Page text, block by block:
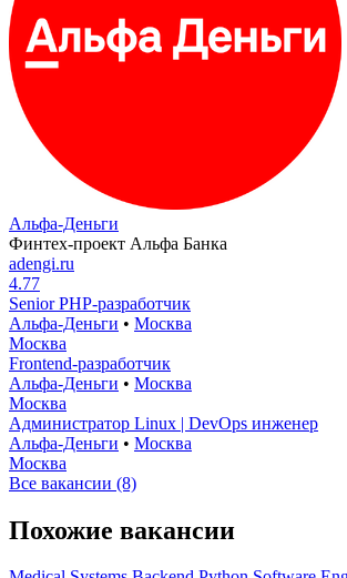
Альфа-Деньги
Финтех-проект Альфа Банка
adengi.ru
4.77
Senior PHP-разработчик
Альфа-Деньги • Москва
Москва
Frontend-разработчик
Альфа-Деньги • Москва
Москва
Администратор Linux | DevOps инженер
Альфа-Деньги • Москва
Москва
Все вакансии (8)
Похожие вакансии